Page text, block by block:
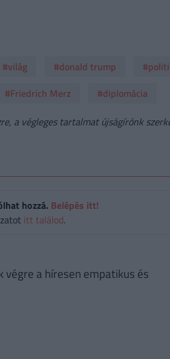
#világ #donald trump
#Friedrich Merz
#diplomácia
a végleges tartalmat újságírónk
hozzá. Belépés itt!
itt találod.
a híresen empatikus és